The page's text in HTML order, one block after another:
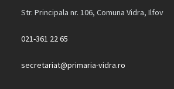
Str. Principala nr. 106, Comuna Vidra, Ilfov
021-361 22 65
secretariat@primaria-vidra.ro